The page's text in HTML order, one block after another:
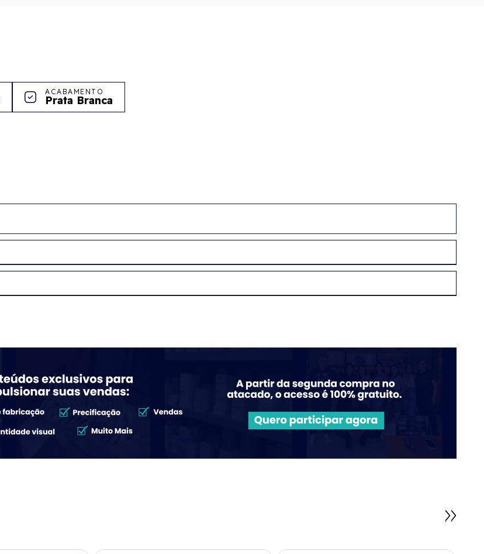
ACABAMENTO
Prata Branca